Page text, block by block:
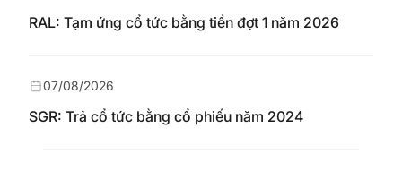
RAL: Tạm ứng cổ tức bằng tiền đợt 1 năm 2026
SGR: Trả cổ tức bằng cổ phiếu năm 2024
07/08/2026